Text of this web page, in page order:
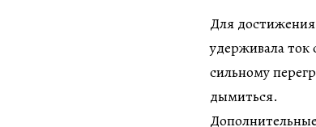
Для достижения
удерживала ток
сильному
дымиться.